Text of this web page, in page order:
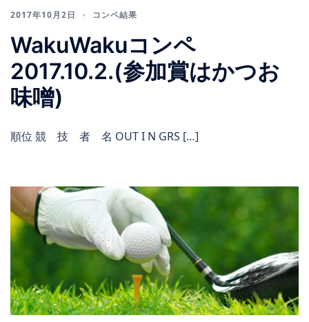
2017年10月2日 コンペ結果
WakuWakuコンペ
2017.10.2.(参加賞はかつお
味噌)
順位 競 技 者 名 OUT I N GRS […]